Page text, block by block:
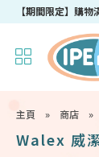
【期間限定】購
主頁 » 商店 »
Walex 威